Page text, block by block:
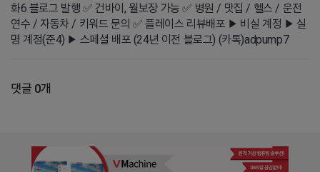
화6 블로그 발행 ✅ 건바이, 월보장 가능 ✅ 병원 / 맛집 / 헬스 / 운전
연수 / 자동차 / 키워드 문의 ✅ 플레이스 리뷰배포 ▶ 비실 계정 ▶ 실
명 계정(준4) ▶ 스페셜 배포 (24년 이전 블로그) (카톡)adpump7
댓글 0개